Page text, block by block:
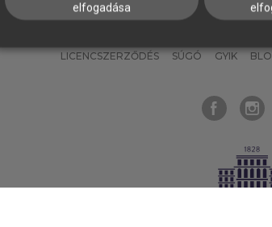
LICENCSZERZŐDÉS SÚGÓ GYIK
elfogadása